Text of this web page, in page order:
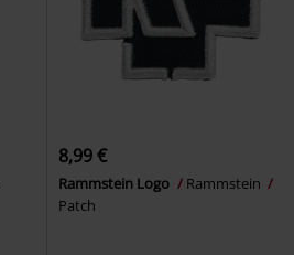
8,99 €
Rammstein Logo
Rammstein
Patch